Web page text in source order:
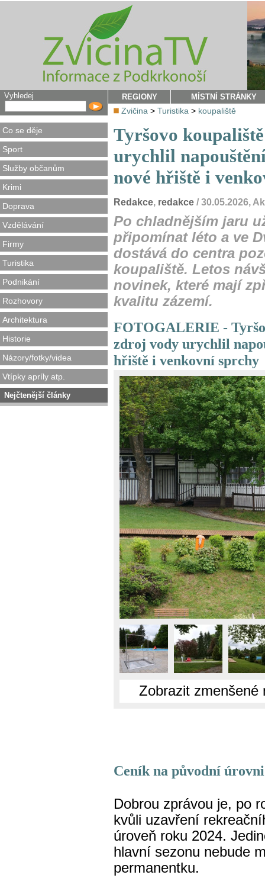
Vyhledej
Co se děje
Sport
Služby občanům
Krimi
Doprava
Vzdělávání
Firmy
Turistika
Podnikání
Rozhovory
Architektura
Historie
Názory/fotky/videa
Vtípky apríly atp.
Nejčtenější články
REGIONY MÍSTNÍ STRÁNKY
Zvičina > Turistika > koupaliště
Tyršovo
urychlil
nové hřiště i
Redakce, redakce / 30.05.2026,
Po chladnějším jaru
připomínat léto a ve
dostává do centra
koupaliště. Letos
novinek, které mají
kvalitu zázemí.
FOTOGALERIE -
zdroj vody urychlil
hřiště i venkovní sprchy
Zobrazit zmenšené
Ceník na původní úrovni
Dobrou zprávou je, po
kvůli uzavření
úroveň roku 2024.
hlavní sezonu nebude
permanentku.